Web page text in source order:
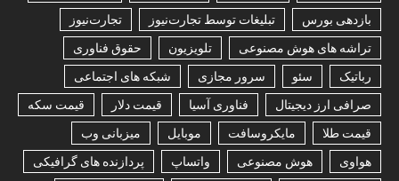
بازدهی بورس
تبلیغات توسط تجارت‌نیوز
تجارت‌نیوز
تراشه های هوش مصنوعی
تلویزیون
حقوق فناوری
رباتیک
سئو سرور مجازی
شبکه های اجتماعی
صرافی ارز دیجیتال
فناوری آسیا قیمت دلار
قیمت سکه
قیمت طلا
مایکروسافت موبایل
میزبانی وب
هواوی
هوش مصنوعی واتساپ
پردازنده های گرافیکی